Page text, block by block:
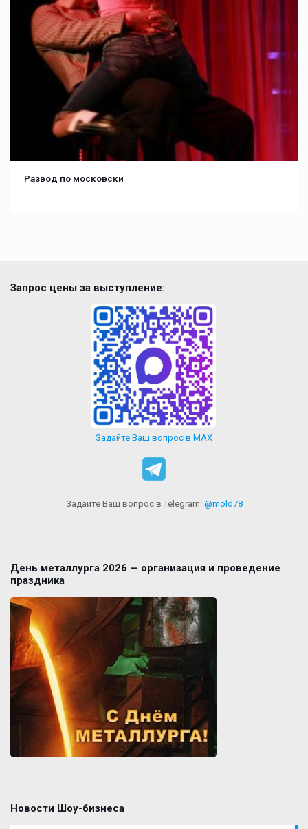
Развод по московски
Запрос цены за выступление:
Задайте Ваш вопрос в MAX
Задайте Ваш вопрос в Telegram: @mold78
День металлурга 2026 — организация и проведение
праздника
Новости Шоу-бизнеса